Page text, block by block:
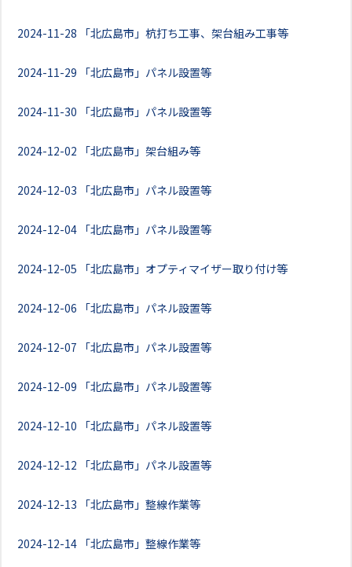
2024-11-28 「北広島市」杭打ち工事、架台組み工事等
2024-11-29 「北広島市」パネル設置等
2024-11-30 「北広島市」パネル設置等
2024-12-02 「北広島市」架台組み等
2024-12-03 「北広島市」パネル設置等
2024-12-04 「北広島市」パネル設置等
2024-12-05 「北広島市」オプティマイザー取り付け等
2024-12-06 「北広島市」パネル設置等
2024-12-07 「北広島市」パネル設置等
2024-12-09 「北広島市」パネル設置等
2024-12-10 「北広島市」パネル設置等
2024-12-12 「北広島市」パネル設置等
2024-12-13 「北広島市」整線作業等
2024-12-14 「北広島市」整線作業等